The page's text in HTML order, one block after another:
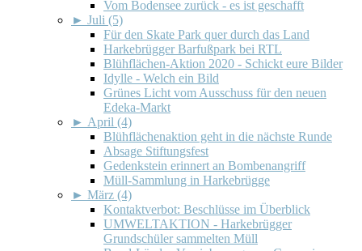
Vom Bodensee zurück - es ist geschafft
► Juli (5)
Für den Skate Park quer durch das Land
Harkebrügger Barfußpark bei RTL
Blühflächen-Aktion 2020 - Schickt eure Bilder
Idylle - Welch ein Bild
Grünes Licht vom Ausschuss für den neuen
Edeka-Markt
► April (4)
Blühflächenaktion geht in die nächste Runde
Absage Stiftungsfest
Gedenkstein erinnert an Bombenangriff
Müll-Sammlung in Harkebrügge
► März (4)
Kontaktverbot: Beschlüsse im Überblick
UMWELTAKTION - Harkebrügger
Grundschüler sammelten Müll